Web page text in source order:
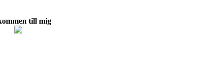
till mig